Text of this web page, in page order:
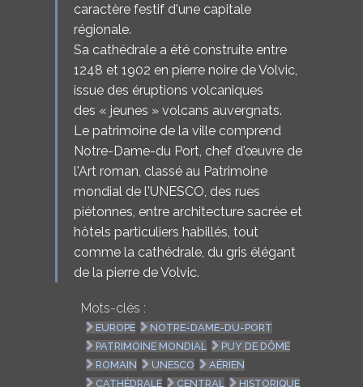
caractère festif d'une capitale
régionale.
Sa cathédrale a été construite entre
1248 et 1902 en pierre noire de Volvic,
issue des éruptions volcaniques
des « jeunes » volcans auvergnats.
Le patrimoine de la ville comprend
Notre-Dame-du Port, chef d'œuvre de
l'Art roman, classé au Patrimoine
mondial de l'UNESCO, des rues
piétonnes, entre architecture sacrée et
hôtels particuliers habillés, tout
comme la cathédrale, du gris élégant
de la pierre de Volvic.
Mots-clés :
EUROPE
NOTRE-DAME-DU-PORT
PATRIMOINE MONDIAL
PUY DE DÔME
ROMAIN
UNESCO
AÉRIEN
CATHÉDRALE
CENTRAL
HISTORIQUE